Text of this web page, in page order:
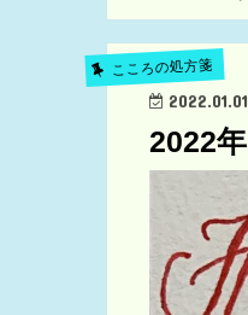
こころの処方箋
2022.01.01
2022